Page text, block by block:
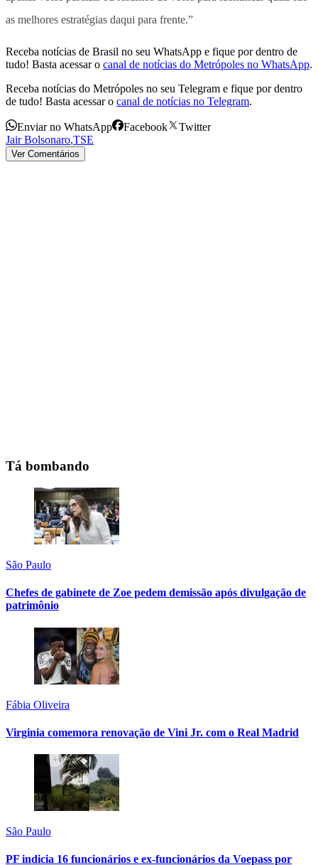
as melhores estratégias daqui para frente.”
Receba notícias de Brasil no seu WhatsApp e fique por dentro de
tudo! Basta acessar o canal de notícias do Metrópoles no WhatsApp.
Receba notícias do Metrópoles no seu Telegram e fique por dentro
de tudo! Basta acessar o canal de notícias no Telegram.
Enviar no WhatsApp Facebook
Twitter
Jair Bolsonaro,TSE
Ver Comentários
Tá bombando
São Paulo
Chefes de gabinete de Zoe pedem demissão após divulgação de
patrimônio
Fábia Oliveira
Virginia comemora renovação de Vini Jr. com o Real Madrid
São Paulo
PF indicia 16 funcionários e ex-funcionários da Voepass por